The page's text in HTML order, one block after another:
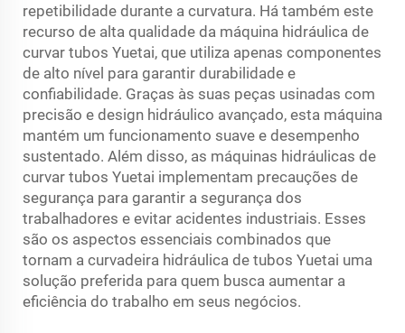
repetibilidade durante a curvatura. Há também este
recurso de alta qualidade da máquina hidráulica de
curvar tubos Yuetai, que utiliza apenas componentes
de alto nível para garantir durabilidade e
confiabilidade. Graças às suas peças usinadas com
precisão e design hidráulico avançado, esta máquina
mantém um funcionamento suave e desempenho
sustentado. Além disso, as máquinas hidráulicas de
curvar tubos Yuetai implementam precauções de
segurança para garantir a segurança dos
trabalhadores e evitar acidentes industriais. Esses
são os aspectos essenciais combinados que
tornam a curvadeira hidráulica de tubos Yuetai uma
solução preferida para quem busca aumentar a
eficiência do trabalho em seus negócios.